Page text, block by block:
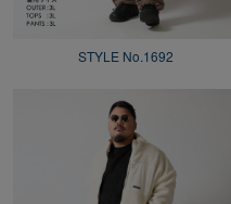
STYLE No.1692